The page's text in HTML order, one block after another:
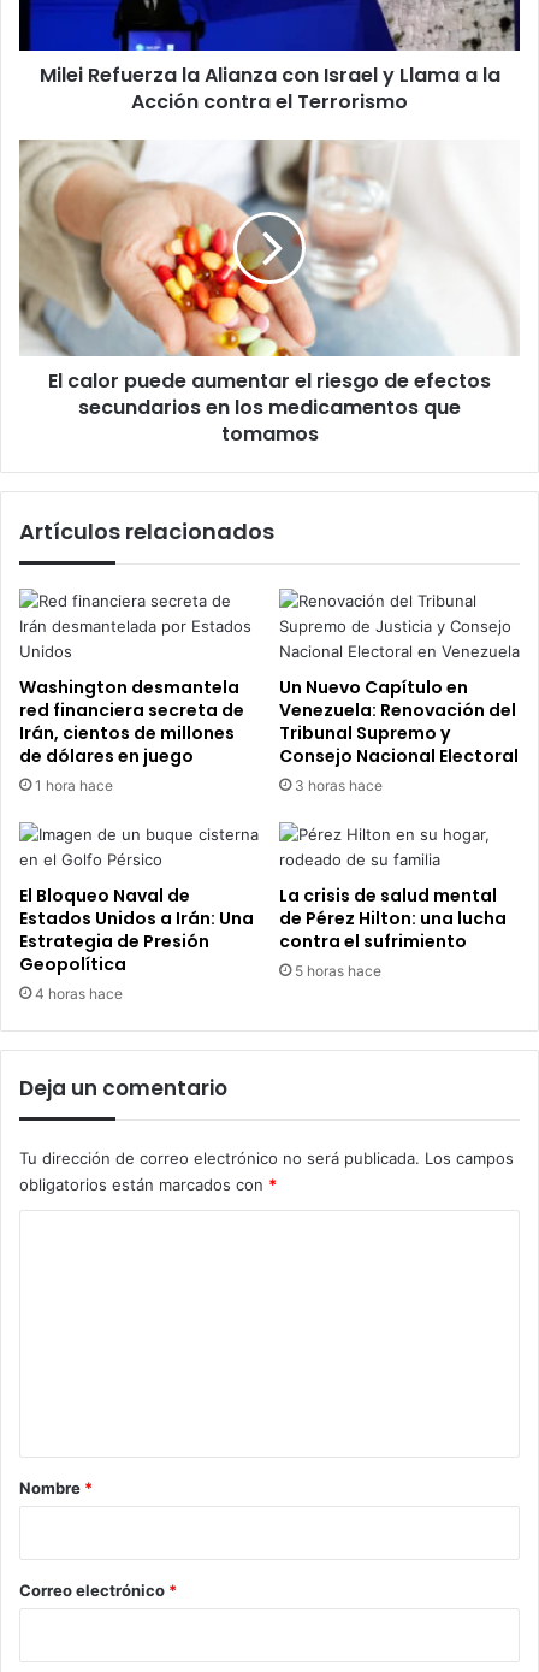
a
el
Terrorismo
Milei Refuerza la Alianza con Israel y Llama a la
Acción contra el Terrorismo
El
calor
puede
aumentar
de
efectos
secundarios
tomamos
El calor puede aumentar el riesgo de efectos
secundarios en los medicamentos que
tomamos
Artículos relacionados
Washington desmantela
red financiera secreta de
Irán, cientos de millones
de dólares en juego
1 hora hace
Un Nuevo Capítulo en
Venezuela: Renovación del
Tribunal Supremo y
Consejo Nacional Electoral
3 horas hace
El Bloqueo Naval de
Estados Unidos a Irán: Una
Estrategia de Presión
Geopolítica
4 horas hace
La crisis de salud mental
de Pérez Hilton: una lucha
contra el sufrimiento
5 horas hace
Deja un comentario
Tu dirección de correo electrónico no será publicada. Los campos
obligatorios están marcados con *
r
*
Nombre *
Correo electrónico *